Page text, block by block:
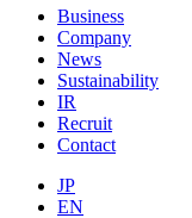
Business
Company
News
Sustainability
IR
Recruit
Contact
JP
EN